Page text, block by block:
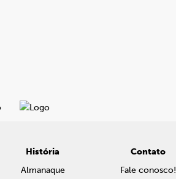
História
Almanaque
Contato
Fale conosco!